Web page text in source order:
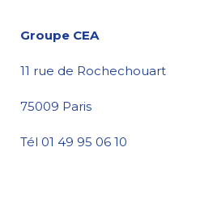
Groupe CEA
11 rue de Rochechouart
75009 Paris
Tél 01 49 95 06 10